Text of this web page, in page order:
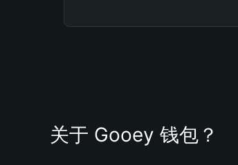
关于 Gooey 钱包？